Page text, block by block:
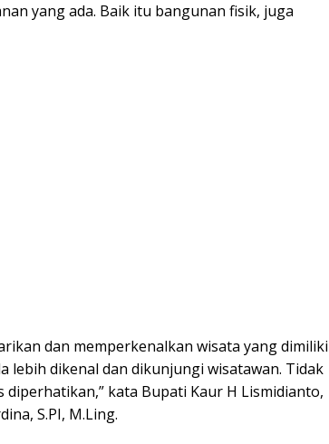
yang ada. Baik itu bangunan fisik, juga
dan memperkenalkan wisata yang dimiliki
lebih dikenal dan dikunjungi wisatawan. Tidak
kata Bupati Kaur H Lismidianto,
S.PI, M.Ling.